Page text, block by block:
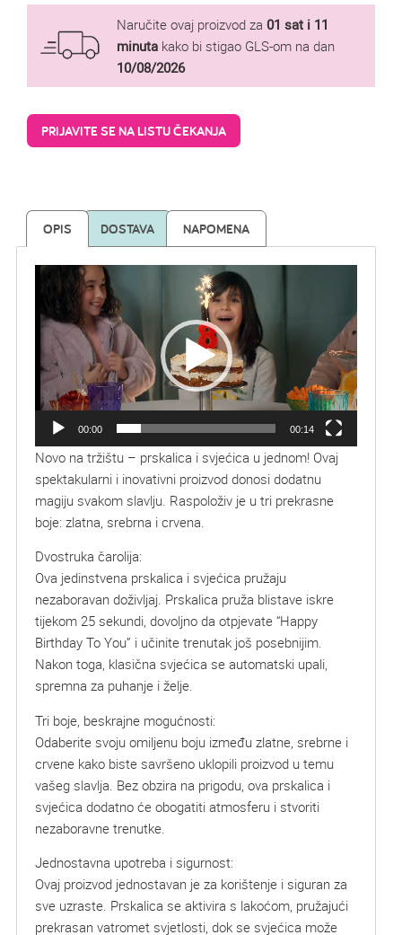
Naručite ovaj proizvod za 01 sat i 11
minuta kako bi stigao GLS-om na dan
10/08/2026
PRIJAVITE SE NA LISTU ČEKANJA
OPIS DOSTAVA NAPOMENA
Reproduktor
videozapisa
00:00 00:14
Novo na tržištu – prskalica i svjećica u jednom! Ovaj
spektakularni i inovativni proizvod donosi dodatnu
magiju svakom slavlju. Raspoloživ je u tri prekrasne
boje: zlatna, srebrna i crvena.
Dvostruka čarolija:
Ova jedinstvena prskalica i svjećica pružaju
nezaboravan doživljaj. Prskalica pruža blistave iskre
tijekom 25 sekundi, dovoljno da otpjevate “Happy
Birthday To You” i učinite trenutak još posebnijim.
Nakon toga, klasična svjećica se automatski upali,
spremna za puhanje i želje.
Tri boje, beskrajne mogućnosti:
Odaberite svoju omiljenu boju između zlatne, srebrne i
crvene kako biste savršeno uklopili proizvod u temu
vašeg slavlja. Bez obzira na prigodu, ova prskalica i
svjećica dodatno će obogatiti atmosferu i stvoriti
nezaboravne trenutke.
Jednostavna upotreba i sigurnost:
Ovaj proizvod jednostavan je za korištenje i siguran za
sve uzraste. Prskalica se aktivira s lakoćom, pružajući
prekrasan vatromet svjetlosti, dok se svjećica može